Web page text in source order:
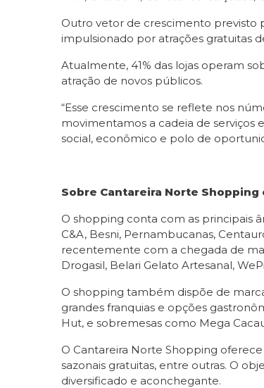
Outro vetor de crescimento previsto
impulsionado por atrações gratuitas
Atualmente, 41% das lojas operam
atração de novos públicos.
“Esse crescimento se reflete nos
movimentamos a cadeia de
social, econômico e polo de
Sobre Cantareira Norte Shopping
O shopping conta com as principais
C&A, Besni, Pernambucanas,
recentemente com a chegada de
Drogasil, Belari Gelato Artesanal,
O shopping também dispõe de
grandes franquias e opções
Hut, e sobremesas como Mega
O Cantareira Norte Shopping
sazonais gratuitas, entre outras. O
diversificado e aconchegante.